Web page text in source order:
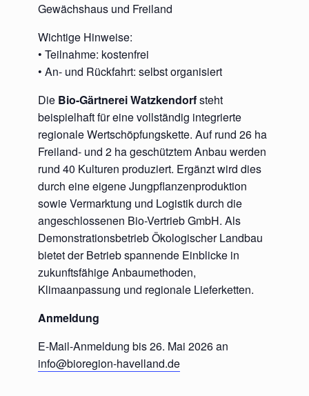
Gewächshaus und Freiland
Wichtige Hinweise:
• Teilnahme: kostenfrei
• An- und Rückfahrt: selbst organisiert
Die Bio-Gärtnerei Watzkendorfsteht
beispielhaft für eine vollständig integrierte
regionale Wertschöpfungskette. Auf rund 26 ha
Freiland- und 2 ha geschütztem Anbau werden
rund 40 Kulturen produziert. Ergänzt wird dies
durch eine eigene Jungpflanzenproduktion
sowie Vermarktung und Logistik durch die
angeschlossenen Bio-Vertrieb GmbH. Als
Demonstrationsbetrieb Ökologischer Landbau
bietet der Betrieb spannende Einblicke in
zukunftsfähige Anbaumethoden,
Klimaanpassung und regionale Lieferketten.
Anmeldung
E-Mail-Anmeldung bis 26. Mai 2026 an
info@bioregion-havelland.de